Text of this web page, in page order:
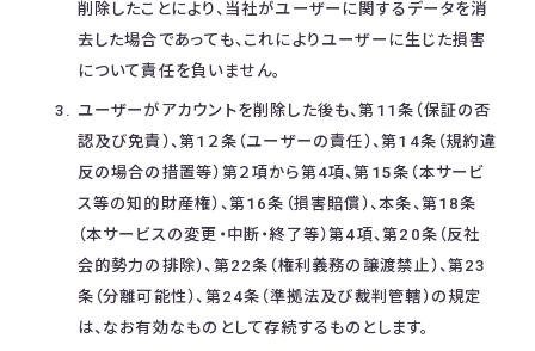
削除したことにより、当社がユーザーに関するデータを消
去した場合であっても、これによりユーザーに生じた損害
について責任を負いません。
ユーザーがアカウントを削除した後も、第11条（保証の否
認及び免責）、第1２条（ユーザーの責任）、第14条（規約違
反の場合の措置等）第２項から第4項、第15条（本サービ
ス等の知的財産権）、第16条（損害賠償）、本条、第18条
（本サービスの変更・中断・終了等）第4項、第20条（反社
会的勢力の排除）、第22条（権利義務の譲渡禁止）、第23
条（分離可能性）、第24条（準拠法及び裁判管轄）の規定
は、なお有効なものとして存続するものとします。